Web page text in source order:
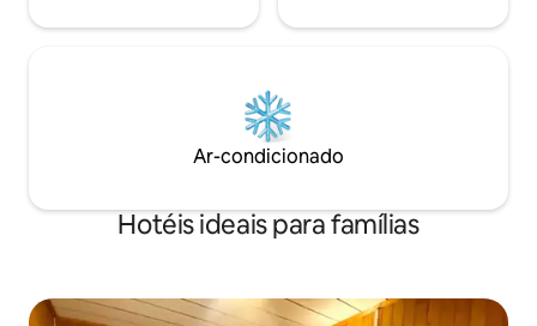
Ar-condicionado
Hotéis ideais para famílias